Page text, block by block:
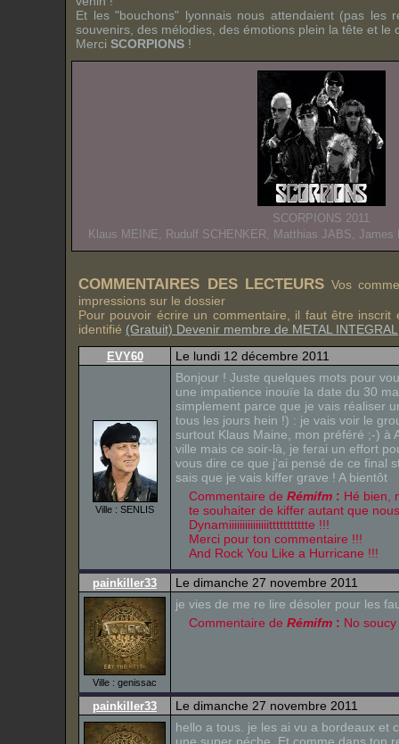
Et les "bouchons" lyonnais nous attendaient (pas les
souvenirs, des mélodies, des émotions plein la tête et le
Merci SCORPIONS !
SCORPIONS 2011
Klaus MEINE, Rudulf SCHENKER, Matthias JABS, James
COMMENTAIRES DES LECTEURS Vos
impressions sur le dossier
Pour pouvoir écrire un commentaire, il faut être
identifié (Gratuit) Devenir membre de METAL INTEGRAL
EVY60 Le lundi 12 décembre 2011
Ville : SENLIS
Bonjour ! Juste quelques mots pour
une impatience inouïe la date du 30
simplement parce que je vais réaliser
tous les jours hein !) : je vais voir le
surtout Klaus Maine, mon préféré ;-) à
ville mais ce soir-là, je ferai un effort
vous dire ce que j'ai pensé de ce final
sais que je vais kiffer grave ! A bientôt
Commentaire de Rémifm : Hé bien,
te souhaiter de kiffer autant que
Dynamiiiiiiiiiiiiiiittttttttttte !!!
Merci pour ton commentaire !!!
And Rock You Like a Hurricane !!!
painkiller33 Le dimanche 27 novembre 2011
Ville : genissac
je vies de me re lire désoler pour les
Commentaire de Rémifm : No soucy
painkiller33
Le dimanche 27 novembre 2011
hello a tous. je les ai vu a bordeaux et